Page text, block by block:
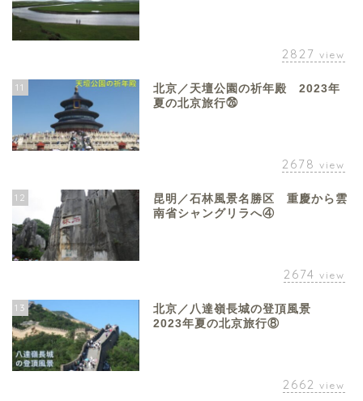
2827 view
11
北京／天壇公園の祈年殿 2023年
夏の北京旅行㉖
2678 view
12
昆明／石林風景名勝区 重慶から雲
南省シャングリラへ④
2674 view
13
北京／八達嶺長城の登頂風景
2023年夏の北京旅行⑧
2662 view